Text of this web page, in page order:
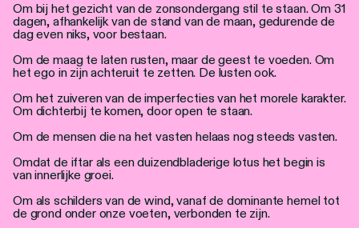
Om bij het gezicht van de zonsondergang stil te staan. Om 31
dagen, afhankelijk van de stand van de maan, gedurende de
dag even niks, voor bestaan.
Om de maag te laten rusten, maar de geest te voeden. Om
het ego in zijn achteruit te zetten. De lusten ook.
Om het zuiveren van de imperfecties van het morele karakter.
Om dichterbij te komen, door open te staan.
Om de mensen die na het vasten helaas nog steeds vasten.
Omdat de iftar als een duizendbladerige lotus het begin is
van innerlijke groei.
Om als schilders van de wind, vanaf de dominante hemel tot
de grond onder onze voeten, verbonden te zijn.
Stadsdichter